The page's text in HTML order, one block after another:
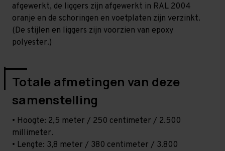
afgewerkt, de liggers zijn afgewerkt in RAL 2004
oranje en de schoringen en voetplaten zijn verzinkt.
(De stijlen en liggers zijn voorzien van epoxy
polyester.)
Totale afmetingen van deze
samenstelling
• Hoogte: 2,5 meter / 250 centimeter / 2.500
millimeter.
• Lengte: 3,8 meter / 380 centimeter / 3.800